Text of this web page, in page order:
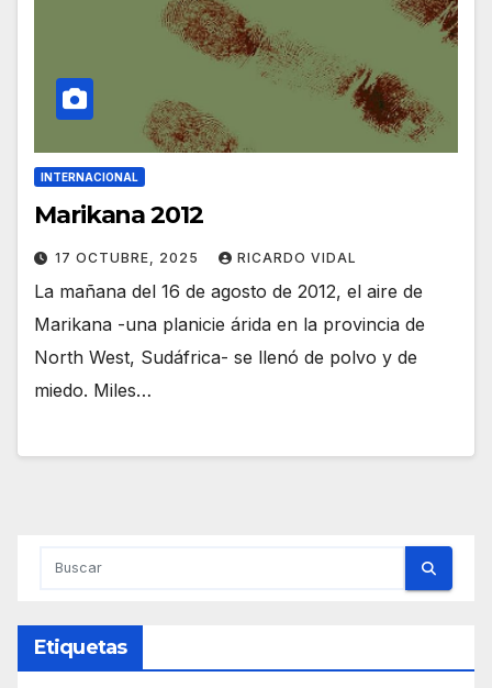
INTERNACIONAL
Marikana 2012
17 OCTUBRE, 2025 RICARDO VIDAL
La mañana del 16 de agosto de 2012, el aire de
Marikana -una planicie árida en la provincia de
North West, Sudáfrica- se llenó de polvo y de
miedo. Miles…
Etiquetas